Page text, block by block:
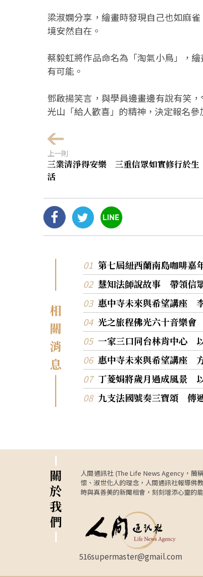
梁淑嫻分享，繪畫時發現自己也如麻
境安然自在。
蔡毅虹將作品命名為「淘氣小鳥」，
有可能。
鄧啟揚笑言，與學員邊畫邊有說有笑
光山「給人歡喜」的精神，決定報名
上一則
三業清淨得安樂 三重信眾如實修行於生
活
相
關
消
息
第七屆紐西蘭南島咖啡
慧知法師說故事 帶領信
惠中寺未來與希望講座
光之旅程佛光六十音樂
一家三口同台林肯中心
惠中寺未來與希望講座
丁菱娟將歲月過成風景
九支法國號奏三寶頌 傳
關
於
我
們
人間通訊社 (The Life News Agency，簡
懷、淑世化人的理念，人間通訊社報導佛
時與真善美的新聞相會，刻刻增添心靈的
516supermaster@gmail.com